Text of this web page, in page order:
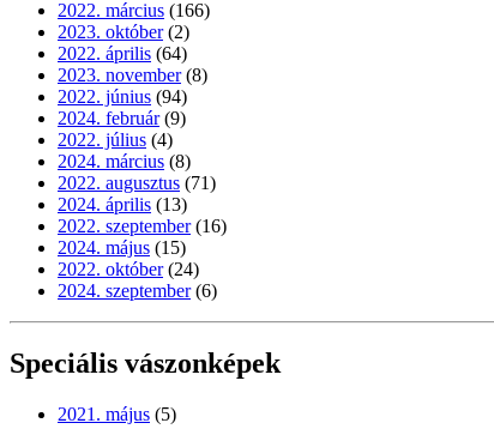
2022. március (166)
2023. október (2)
2022. április (64)
2023. november (8)
2022. június (94)
2024. február (9)
2022. július (4)
2024. március (8)
2022. augusztus (71)
2024. április (13)
2022. szeptember (16)
2024. május (15)
2022. október (24)
2024. szeptember (6)
Speciális vászonképek
2021. május (5)